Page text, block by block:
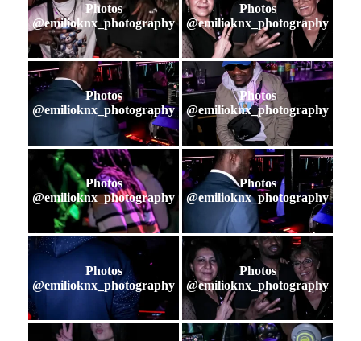
Photos
@emilioknx_photography
Photos
@emilioknx_photography
Photos
@emilioknx_photography
Photos
@emilioknx_photography
Photos
@emilioknx_photography
Photos
@emilioknx_photography
Photos
@emilioknx_photography
Photos
@emilioknx_photography